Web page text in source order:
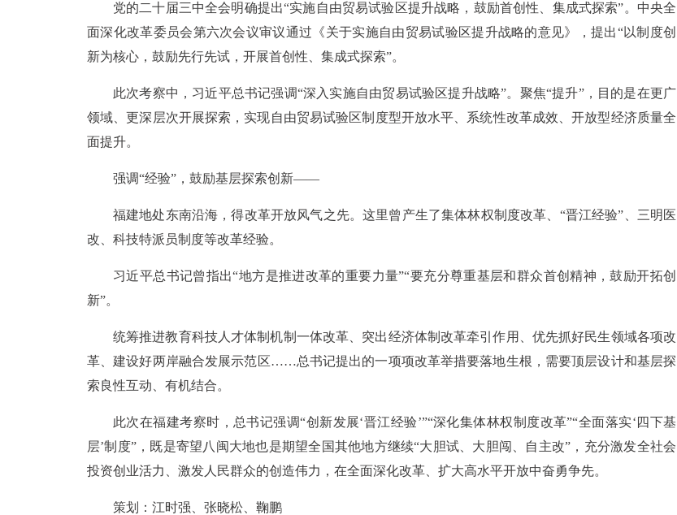
党的二十届三中全会明确提出“实施自由贸易试验区提升战略，鼓励首创性、集成式探索”。中央全
面深化改革委员会第六次会议审议通过《关于实施自由贸易试验区提升战略的意见》，提出“以制度创
新为核心，鼓励先行先试，开展首创性、集成式探索”。
此次考察中，习近平总书记强调“深入实施自由贸易试验区提升战略”。聚焦“提升”，目的是在更广
领域、更深层次开展探索，实现自由贸易试验区制度型开放水平、系统性改革成效、开放型经济质量全
面提升。
强调“经验”，鼓励基层探索创新——
福建地处东南沿海，得改革开放风气之先。这里曾产生了集体林权制度改革、“晋江经验”、三明医
改、科技特派员制度等改革经验。
习近平总书记曾指出“地方是推进改革的重要力量”“要充分尊重基层和群众首创精神，鼓励开拓创
新”。
统筹推进教育科技人才体制机制一体改革、突出经济体制改革牵引作用、优先抓好民生领域各项改
革、建设好两岸融合发展示范区……总书记提出的一项项改革举措要落地生根，需要顶层设计和基层探
索良性互动、有机结合。
此次在福建考察时，总书记强调“创新发展‘晋江经验’”“深化集体林权制度改革”“全面落实‘四下基
层’制度”，既是寄望八闽大地也是期望全国其他地方继续“大胆试、大胆闯、自主改”，充分激发全社会
投资创业活力、激发人民群众的创造伟力，在全面深化改革、扩大高水平开放中奋勇争先。
策划：江时强、张晓松、鞠鹏